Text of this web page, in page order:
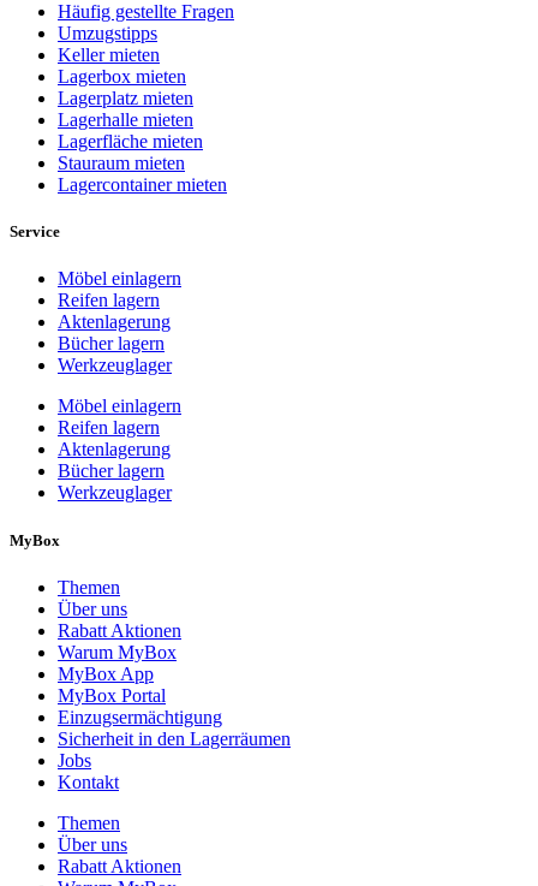
Häufig gestellte Fragen
Umzugstipps
Keller mieten
Lagerbox mieten
Lagerplatz mieten
Lagerhalle mieten
Lagerfläche mieten
Stauraum mieten
Lagercontainer mieten
Service
Möbel einlagern
Reifen lagern
Aktenlagerung
Bücher lagern
Werkzeuglager
Möbel einlagern
Reifen lagern
Aktenlagerung
Bücher lagern
Werkzeuglager
MyBox
Themen
Über uns
Rabatt Aktionen
Warum MyBox
MyBox App
MyBox Portal
Einzugsermächtigung
Sicherheit in den Lagerräumen
Jobs
Kontakt
Themen
Über uns
Rabatt Aktionen